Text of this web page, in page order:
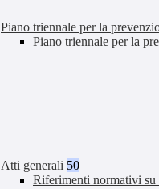
Piano triennale per la
Piano triennale per la
Atti generali 50
Riferimenti normativi su